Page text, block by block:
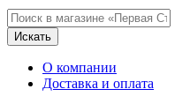
Искать
О компании
Доставка и оплата